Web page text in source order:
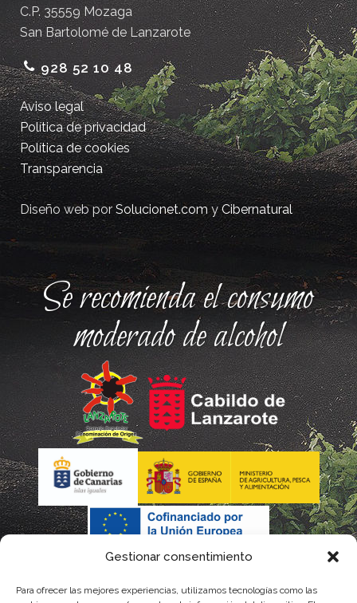
Gestionar consentimiento
Para ofrecer las mejores experiencias, utilizamos tecnologías como las
C.P. 35559 Mozaga
San Bartolomé de Lanzarote
928 52 10 48
Aviso legal
Política de privacidad
Política de cookies
Transparencia
Diseño web porSolucionet.comyCibernatural
Se recomienda el consumo
moderado de alcohol